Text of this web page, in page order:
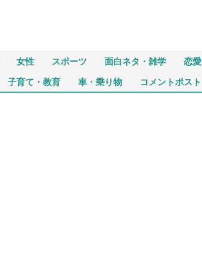
女性 スポーツ 面白ネタ・雑学 恋愛
子育て・教育 車・乗り物 コメントポスト